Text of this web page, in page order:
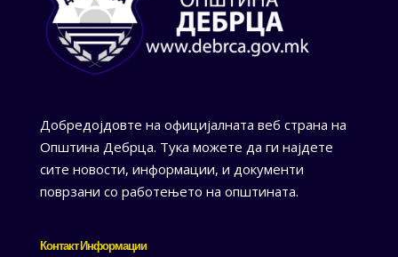
Добредојдовте на официјалната веб страна на
Општина Дебрца. Тука можете да ги најдете
сите новости, информации, и документи
поврзани со работењето на општината.
Контакт Информации